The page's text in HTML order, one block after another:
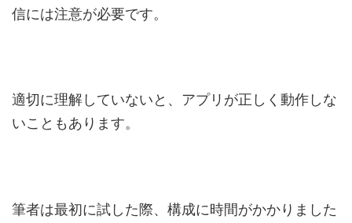
信には注意が必要です。
適切に理解していないと、アプリが正しく動作しな
いこともあります。
筆者は最初に試した際、構成に時間がかかりました